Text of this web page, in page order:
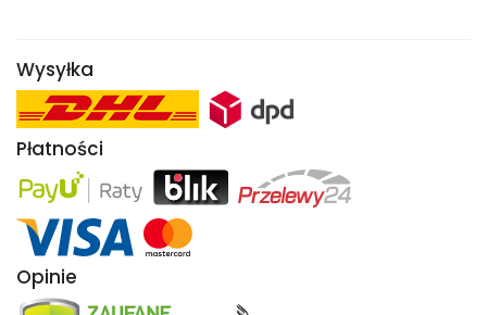
Wysyłka
Płatności
Opinie